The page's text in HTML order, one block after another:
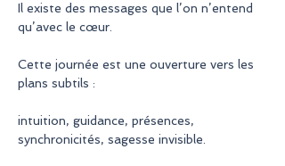
Il existe des messages que l’on n’entend
qu’avec le cœur.
Cette journée est une ouverture vers les
plans subtils :
intuition, guidance, présences,
synchronicités, sagesse invisible.